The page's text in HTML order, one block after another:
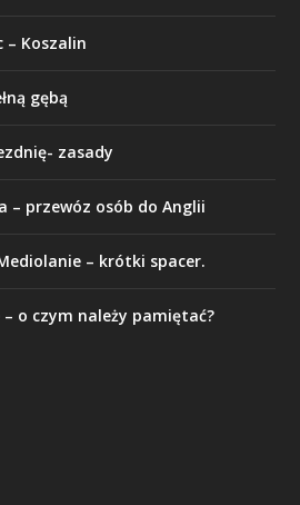
– Koszalin
gębą
zasady
– przewóz osób do Anglii
– krótki spacer.
– o czym należy pamiętać?